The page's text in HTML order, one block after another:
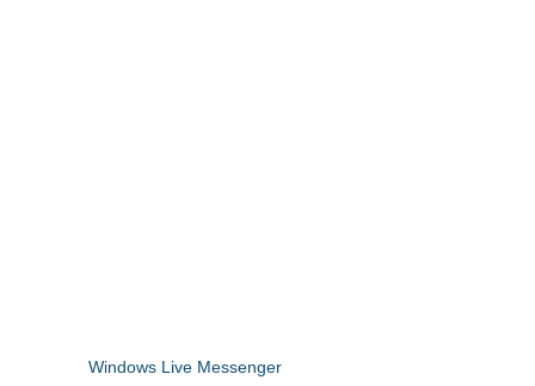
Windows Live Messenger